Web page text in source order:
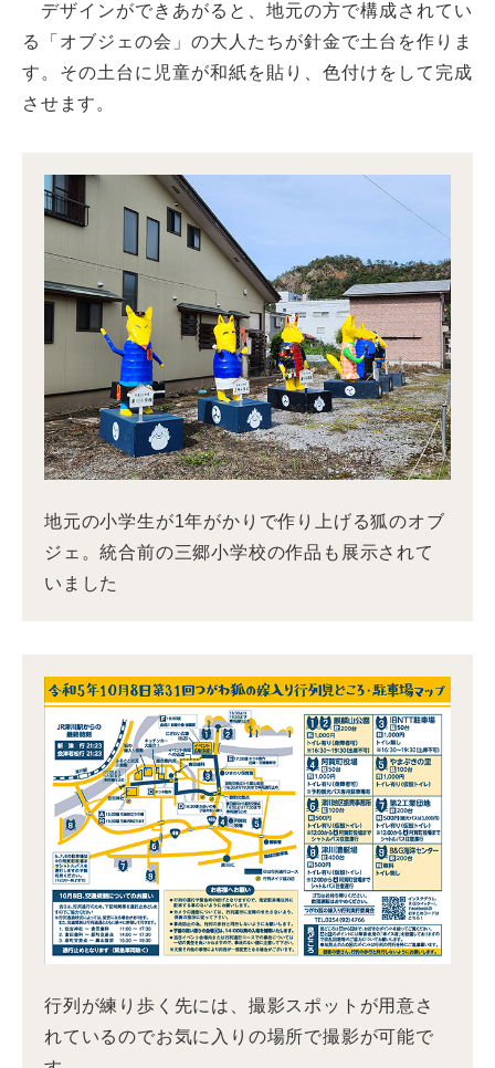
デザインができあがると、地元の方で構成されてい
る「オブジェの会」の大人たちが針金で土台を作りま
す。その土台に児童が和紙を貼り、色付けをして完成
させます。
地元の小学生が1年がかりで作り上げる狐のオブ
ジェ。統合前の三郷小学校の作品も展示されて
いました
行列が練り歩く先には、撮影スポットが用意さ
れているのでお気に入りの場所で撮影が可能で